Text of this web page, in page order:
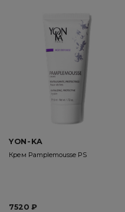
YON-KA
Крем Pamplemousse PS
7520 ₽